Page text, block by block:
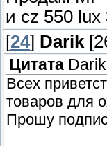
и cz 550 lux
[24] Darik
Цитата Darik
Всех
товаров для
Прошу